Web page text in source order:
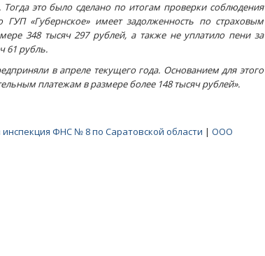
Тогда это было сделано по итогам проверки соблюдения
ГУП «Губернское» имеет задолженность по страховым
348 тысяч 297 рублей, а также не уплатило пени за
61 рубль.
в апреле текущего года. Основанием для этого
платежам в размере более 148 тысяч рублей».
ФНС № 8 по Саратовской области | ООО